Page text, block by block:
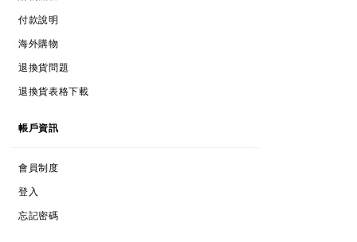
付款說明
INTERNATIONAL SHOPPING
海外購物
RETURNS & EXCHANGES
退換貨問題
RETURNS & EXCHANGES FORM
退換貨表格下載
帳戶資訊
會員制度
LOG IN
登入
FORGOT PASSWORD
忘記密碼